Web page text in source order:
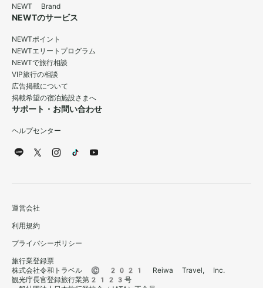
NEWT Brand
NEWTのサービス
NEWTポイント
NEWTエリートプログラム
NEWTで旅行相談
VIP旅行の相談
広告掲載について
掲載希望の宿泊施設さまへ
サポート・お問い合わせ
ヘルプセンター
運営会社
利用規約
プライバシーポリシー
旅行業登録票
株式会社令和トラベル © 2021 Reiwa Travel, Inc.
観光庁長官登録旅行業第2123号